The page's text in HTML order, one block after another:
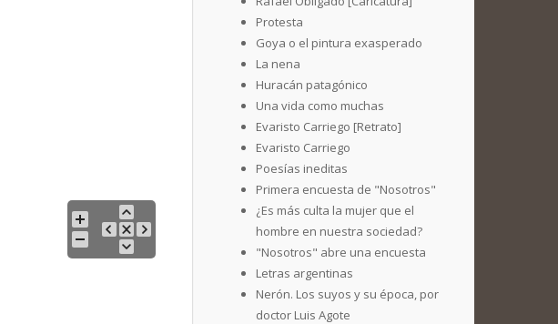
Protesta
Goya o el pintura exasperado
La nena
Huracán patagónico
Una vida como muchas
Evaristo Carriego [Retrato]
Evaristo Carriego
Poesías ineditas
Primera encuesta de "Nosotros"
¿Es más culta la mujer que el
hombre en nuestra sociedad?
"Nosotros" abre una encuesta
Letras argentinas
Nerón. Los suyos y su época, por
doctor Luis Agote